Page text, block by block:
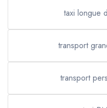
taxi longue
transport
transport